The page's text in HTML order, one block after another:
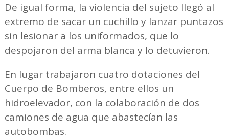
De igual forma, la violencia del sujeto llegó al
extremo de sacar un cuchillo y lanzar puntazos
sin lesionar a los uniformados, que lo
despojaron del arma blanca y lo detuvieron.
En lugar trabajaron cuatro dotaciones del
Cuerpo de Bomberos, entre ellos un
hidroelevador, con la colaboración de dos
camiones de agua que abastecían las
autobombas.